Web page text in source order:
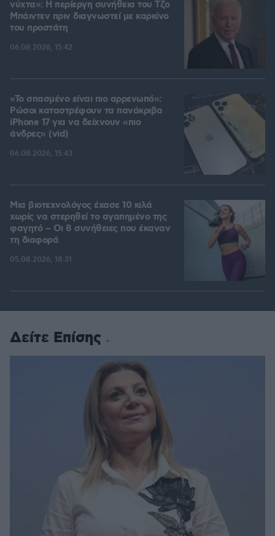
νύχτα»: Η περίεργη συνήθεια του Τζο
Μπάιντεν πριν διαγνωστεί με καρκίνο
του προστάτη
06.08.2026, 15:42
«Το σπασμένο είναι πιο αρρενωπό»:
Ρώσοι καταστρέφουν τα πανάκριβα
iPhone 17 για να δείχνουν «πιο
άνδρες» (vid)
06.08.2026, 15:43
Μια βιοτεχνολόγος έχασε 10 κιλά
χωρίς να στερηθεί το αγαπημένο της
φαγητό – Οι 8 συνήθειες που έκαναν
τη διαφορά
05.08.2026, 18:31
Δείτε Επίσης